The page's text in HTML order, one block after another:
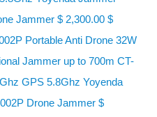
Jammer $ 2,300.00 $
Portable Anti Drone 32W
Jammer up to 700m CT-
GPS 5.8Ghz Yoyenda
Drone Jammer $